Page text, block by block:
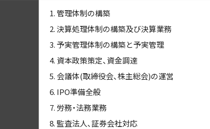
管理体制の構築
決算処理体制の構築及び決算業務
予実管理体制の構築と予実管理
資本政策策定、資金調達
会議体(取締役会、株主総会)の運営
IPO準備全般
労務・法務業務
監査法人、証券会社対応